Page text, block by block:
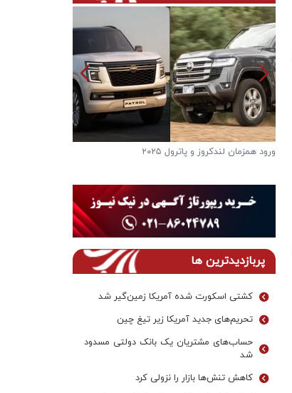
ورود همزمان لندکروز و پاترول ۲۰۲۵
پربازدیدترین ها
کشتی اسکورت شده آمریکا زمین‌گیر شد
تحریم‌های جدید آمریکا زیر تیغ چین
حساب‌های مشتریان یک بانک‌ دولتی مسدود
شد
کاهش تنش‌ها بازار را نزولی کرد